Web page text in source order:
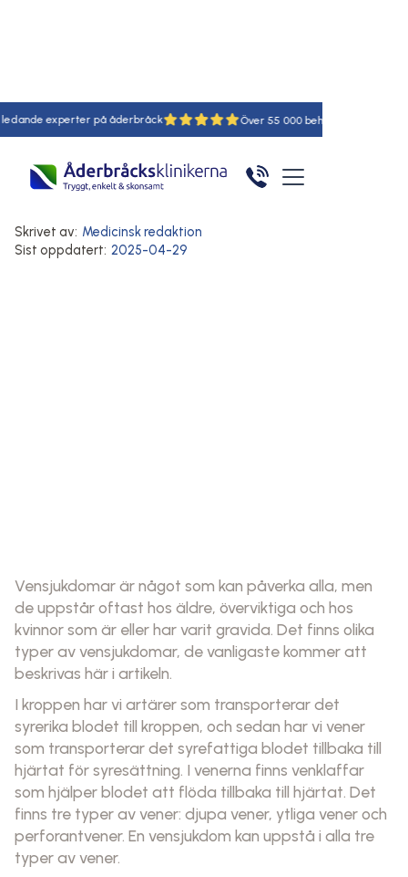
experter på åderbråck 55
Hem/Artiklar/Här
Blodcirkulation och venhälsa Komplikationer vid åderbråck
Vensjukdomar
Skrivet av: Medicinsk redaktion
Sist oppdatert: 2025-04-29
Vensjukdomar är något som kan påverka alla, men
de uppstår oftast hos äldre, överviktiga och hos
kvinnor som är eller har varit gravida. Det finns olika
typer av vensjukdomar, de vanligaste kommer att
beskrivas här i artikeln.
I kroppen har vi artärer som transporterar det
syrerika blodet till kroppen, och sedan har vi vener
som transporterar det syrefattiga blodet tillbaka till
hjärtat för syresättning. I venerna finns venklaffar
som hjälper blodet att flöda tillbaka till hjärtat. Det
finns tre typer av vener: djupa vener, ytliga vener och
perforantvener. En vensjukdom kan uppstå i alla tre
typer av vener.